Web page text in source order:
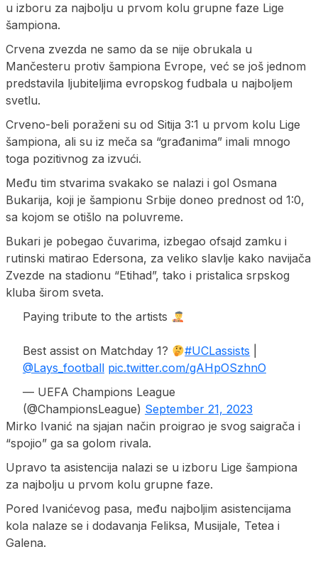
u izboru za najbolju u prvom kolu grupne faze Lige
šampiona.
Crvena zvezda ne samo da se nije obrukala u
Mančesteru protiv šampiona Evrope, već se još jednom
predstavila ljubiteljima evropskog fudbala u najboljem
svetlu.
Crveno-beli poraženi su od Sitija 3:1 u prvom kolu Lige
šampiona, ali su iz meča sa “građanima” imali mnogo
toga pozitivnog za izvući.
Među tim stvarima svakako se nalazi i gol Osmana
Bukarija, koji je šampionu Srbije doneo prednost od 1:0,
sa kojom se otišlo na poluvreme.
Bukari je pobegao čuvarima, izbegao ofsajd zamku i
rutinski matirao Edersona, za veliko slavlje kako navijača
Zvezde na stadionu “Etihad”, tako i pristalica srpskog
kluba širom sveta.
Paying tribute to the artists
Best assist on Matchday 1? #UCLassists
@Lays_football pic.twitter.com/gAHpOSzhnO
— UEFA Champions League
(@ChampionsLeague) September 21, 2023
Mirko Ivanić na sjajan način proigrao je svog saigrača i
“spojio” ga sa golom rivala.
Upravo ta asistencija nalazi se u izboru Lige šampiona
za najbolju u prvom kolu grupne faze.
Pored Ivanićevog pasa, među najboljim asistencijama
kola nalaze se i dodavanja Feliksa, Musijale, Tetea i
Galena.